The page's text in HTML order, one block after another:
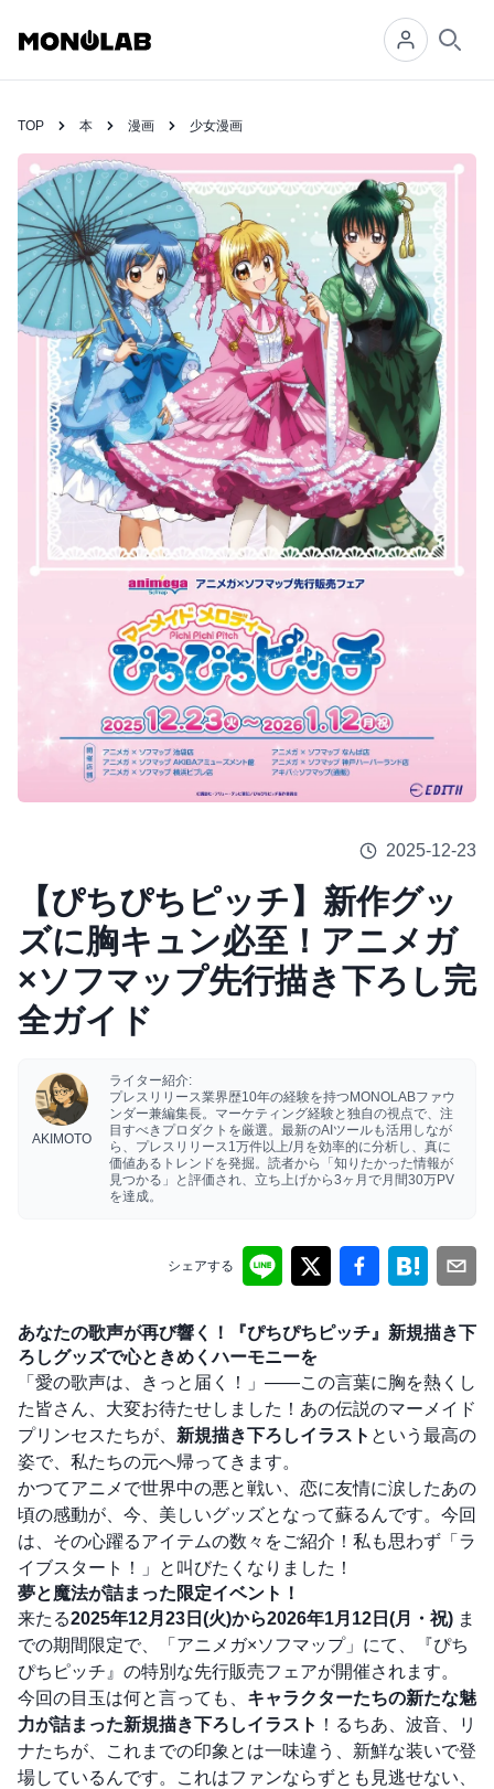
TOP 本 漫画 少女漫画
2025-12-23
【ぴちぴちピッチ】新作グッ
ズに胸キュン必至！アニメガ
×ソフマップ先行描き下ろし完
全ガイド
AKIMOTO
ライター紹介:
プレスリリース業界歴10年の経験を持つMONOLABファウ
ンダー兼編集長。マーケティング経験と独自の視点で、注
目すべきプロダクトを厳選。最新のAIツールも活用しなが
ら、プレスリリース1万件以上/月を効率的に分析し、真に
価値あるトレンドを発掘。読者から「知りたかった情報が
見つかる」と評価され、立ち上げから3ヶ月で月間30万PV
を達成。
シェアする
あなたの歌声が再び響く！『ぴちぴちピッチ』新規描き下
ろしグッズで心ときめくハーモニーを
「愛の歌声は、きっと届く！」――この言葉に胸を熱くし
た皆さん、大変お待たせしました！あの伝説のマーメイド
プリンセスたちが、 新規描き下ろしイラスト という最高の
姿で、私たちの元へ帰ってきます。
かつてアニメで世界中の悪と戦い、恋に友情に涙したあの
頃の感動が、今、美しいグッズとなって蘇るんです。今回
は、その心躍るアイテムの数々をご紹介！私も思わず「ラ
イブスタート！」と叫びたくなりました！
夢と魔法が詰まった限定イベント！
来たる2025年12月23日(火)から2026年1月12日(月・祝) ま
での期間限定で、「アニメガ×ソフマップ」にて、『ぴち
ぴちピッチ』の特別な先行販売フェアが開催されます。
今回の目玉は何と言っても、 キャラクターたちの新たな魅
力が詰まった新規描き下ろしイラスト ！るちあ、波音、リ
ナたちが、これまでの印象とは一味違う、新鮮な装いで登
場しているんです。これはファンならずとも見逃せない、